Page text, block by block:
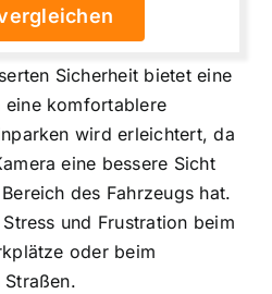
Sicherheit bietet eine
eine komfortablere
wird erleichtert, da
eine bessere Sicht
des Fahrzeugs hat.
und Frustration beim
oder beim